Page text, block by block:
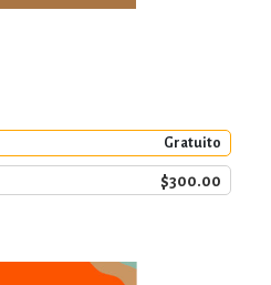
Gratuito
$300.00